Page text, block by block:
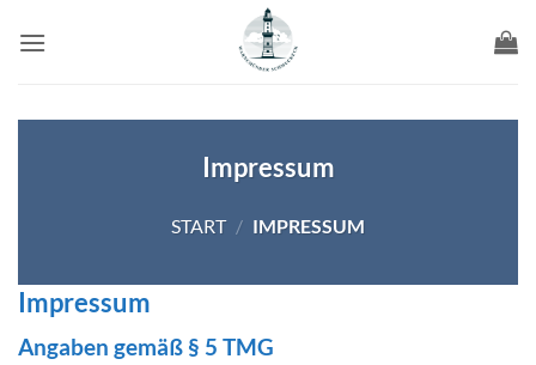
Inhalt
Impressum
START / IMPRESSUM
Impressum
Angaben gemäß § 5 TMG